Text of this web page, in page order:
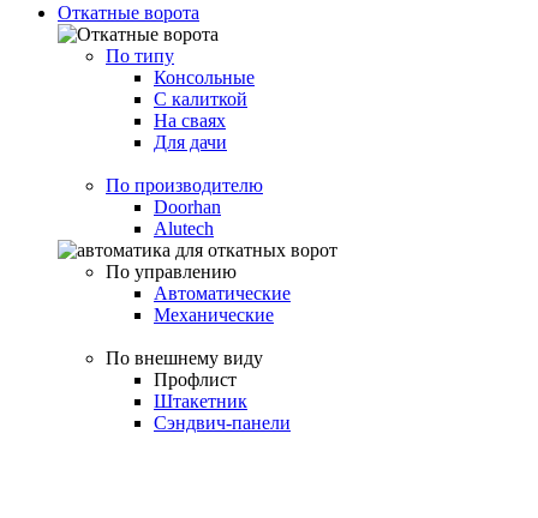
Откатные ворота
По типу
Консольные
С калиткой
На сваях
Для дачи
По производителю
Doorhan
Alutech
По управлению
Автоматические
Механические
По внешнему виду
Профлист
Штакетник
Сэндвич-панели